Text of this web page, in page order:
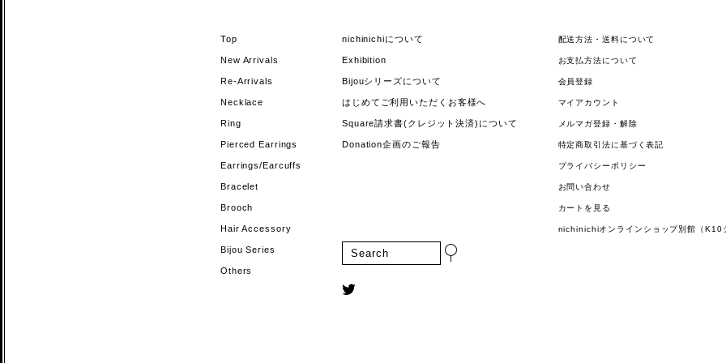
Top
New Arrivals
Re-Arrivals
Necklace
Ring
Pierced Earrings
Earrings/Earcuffs
Bracelet
Brooch
Hair Accessory
Bijou Series
Others
nichinichiについて
Exhibition
Bijouシリーズについて
はじめてご利用いただくお客様へ
Square請求書(クレジット決済)について
Donation企画のご報告
配送方法・送料について
お支払方法について
会員登録
マイアカウント
メルマガ登録・解除
特定商取引法に基づく表記
プライバシーポリシー
お問い合わせ
カートを見る
nichinichiオンラインショップ別館（K10